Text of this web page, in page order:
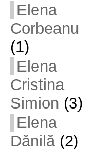
Elena
Corbeanu
(1)
Elena
Cristina
Simion (3)
Elena
Dănilă(2)